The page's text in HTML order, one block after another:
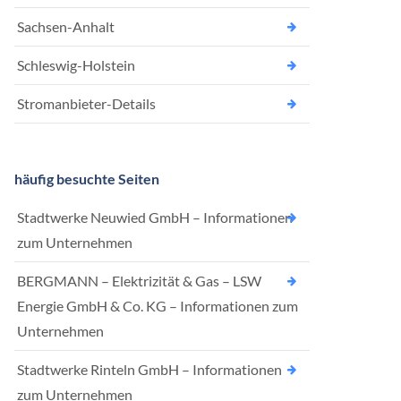
Sachsen-Anhalt
Schleswig-Holstein
Stromanbieter-Details
häufig besuchte Seiten
Stadtwerke Neuwied GmbH – Informationen
zum Unternehmen
BERGMANN – Elektrizität & Gas – LSW
Energie GmbH & Co. KG – Informationen zum
Unternehmen
Stadtwerke Rinteln GmbH – Informationen
zum Unternehmen